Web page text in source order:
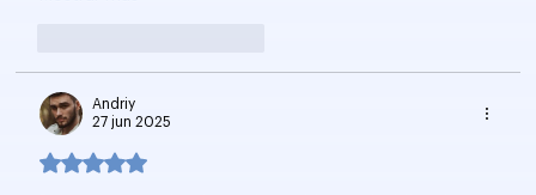
Andriy
27 jun 2025
Obtuvo 5 de 5 estrellas.